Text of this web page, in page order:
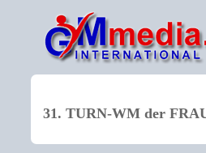
31. TURN-WM der